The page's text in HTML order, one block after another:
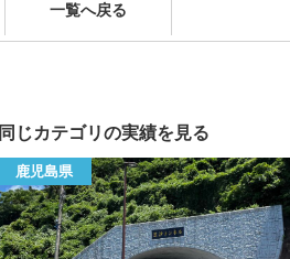
一覧へ戻る
同じカテゴリの実績を見る
鹿児島県